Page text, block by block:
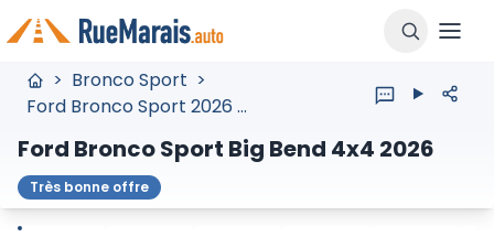
> Bronco Sport >
Ford Bronco Sport 2026 3fmcr9bnxtre95369
Ford Bronco Sport Big Bend 4x4 2026
Très bonne offre
ArrêterPrécédent
Suivant